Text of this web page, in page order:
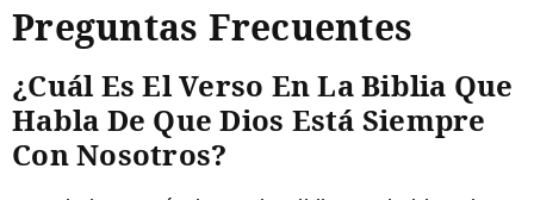
Preguntas Frecuentes
¿Cuál Es El Verso En La Biblia Que
Habla De Que Dios Está Siempre
Con Nosotros?